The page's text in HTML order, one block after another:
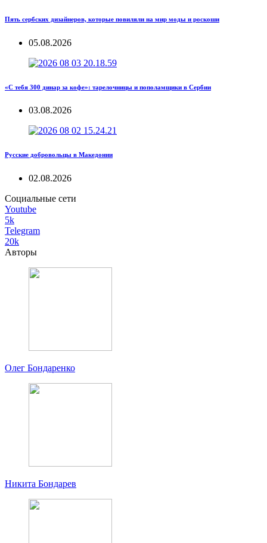
Пять сербских дизайнеров, которые повиляли на мир моды и роскоши
05.08.2026
«С тебя 300 динар за кофе»: тарелочницы и пополамщики в Сербии
03.08.2026
Русские добровольцы в Македонии
02.08.2026
Социальные сети
Youtube
5k
Telegram
20k
Авторы
Олег Бондаренко
Никита Бондарев